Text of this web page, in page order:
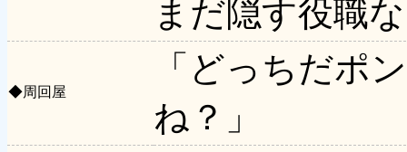
まだ隠す役職
◆周回屋
「どっちだポ
ね？」